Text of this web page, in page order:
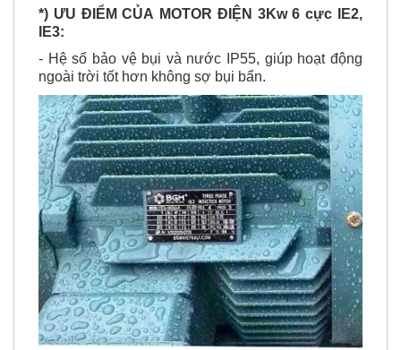
IE3:
- Hệ số bảo vệ bụi và nước IP55, giúp hoạt động
ngoài trời tốt hơn không sợ bụi bẩn.